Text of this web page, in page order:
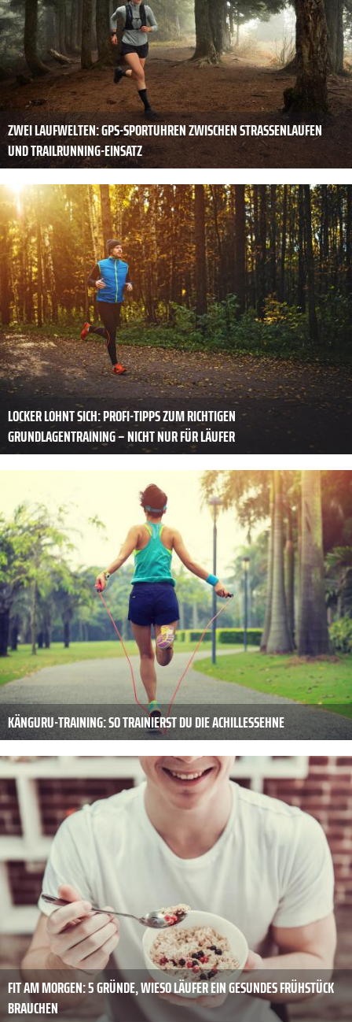
ZWEI LAUFWELTEN: GPS-SPORTUHREN ZWISCHEN STRASSENLAUFEN U
ND TRAILRUNNING-EINSATZ
LOCKER LOHNT SICH: PROFI-TIPPS ZUM RICHTIGEN
GRUNDLAGENTRAINING – NICHT NUR FÜR LÄUFER
KÄNGURU-TRAINING: SO TRAINIERST DU DIE ACHILLESSEHNE
FIT AM MORGEN: 5 GRÜNDE, WIESO LÄUFER EIN GESUNDES FRÜHSTÜCK
BRAUCHEN